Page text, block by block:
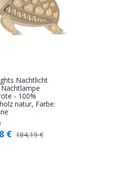
In den
Warenkorb
Nachtlicht
- 100%
natur, Farbe:
€ 184,19€